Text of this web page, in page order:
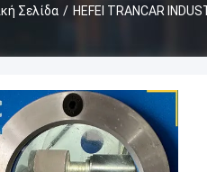
Σελίδα / HEFEI TRANCAR